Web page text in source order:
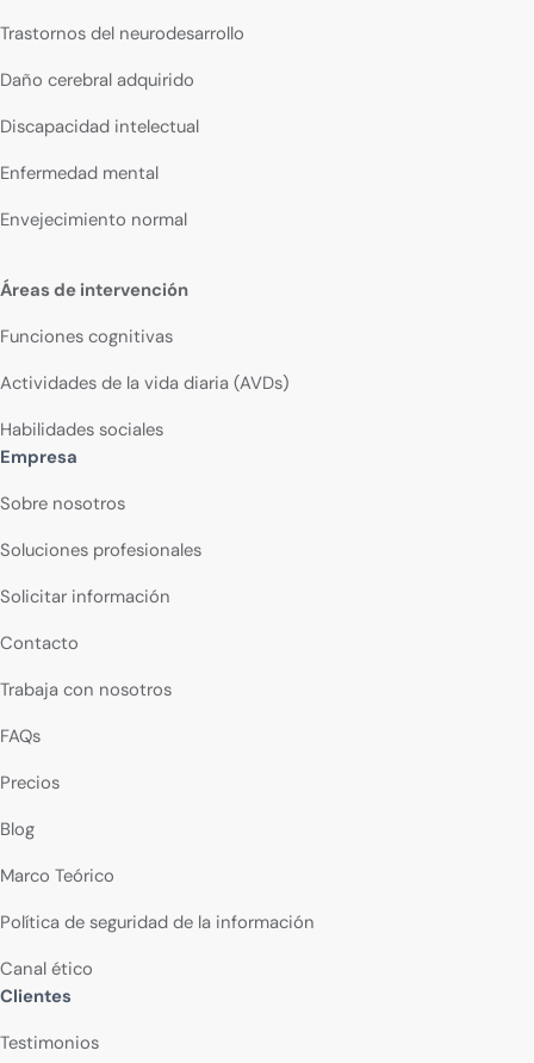
Trastornos del neurodesarrollo
Daño cerebral adquirido
Discapacidad intelectual
Enfermedad mental
Envejecimiento normal
Áreas de intervención
Funciones cognitivas
Actividades de la vida diaria (AVDs)
Habilidades sociales
Empresa
Sobre nosotros
Soluciones profesionales
Solicitar información
Contacto
Trabaja con nosotros
FAQs
Precios
Blog
Marco Teórico
Política de seguridad de la información
Canal ético
Clientes
Testimonios